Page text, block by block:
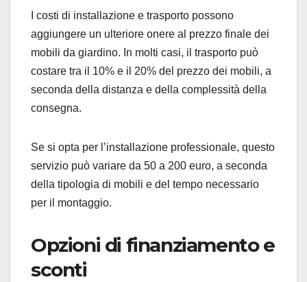
I costi di installazione e trasporto possono
aggiungere un ulteriore onere al prezzo finale dei
mobili da giardino. In molti casi, il trasporto può
costare tra il 10% e il 20% del prezzo dei mobili, a
seconda della distanza e della complessità della
consegna.
Se si opta per l’installazione professionale, questo
servizio può variare da 50 a 200 euro, a seconda
della tipologia di mobili e del tempo necessario
per il montaggio.
Opzioni di finanziamento e
sconti